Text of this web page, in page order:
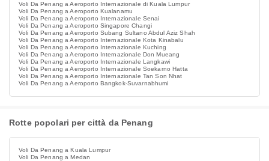
Voli Da Penang a Aeroporto Internazionale di Kuala Lumpur
Voli Da Penang a Aeroporto Kualanamu
Voli Da Penang a Aeroporto Internazionale Senai
Voli Da Penang a Aeroporto Singapore Changi
Voli Da Penang a Aeroporto Subang Sultano Abdul Aziz Shah
Voli Da Penang a Aeroporto Internazionale Kota Kinabalu
Voli Da Penang a Aeroporto Internazionale Kuching
Voli Da Penang a Aeroporto Internazionale Don Mueang
Voli Da Penang a Aeroporto Internazionale Langkawi
Voli Da Penang a Aeroporto Internazionale Soekarno Hatta
Voli Da Penang a Aeroporto Internazionale Tan Son Nhat
Voli Da Penang a Aeroporto Bangkok-Suvarnabhumi
Rotte popolari per città da Penang
Voli Da Penang a Kuala Lumpur
Voli Da Penang a Medan